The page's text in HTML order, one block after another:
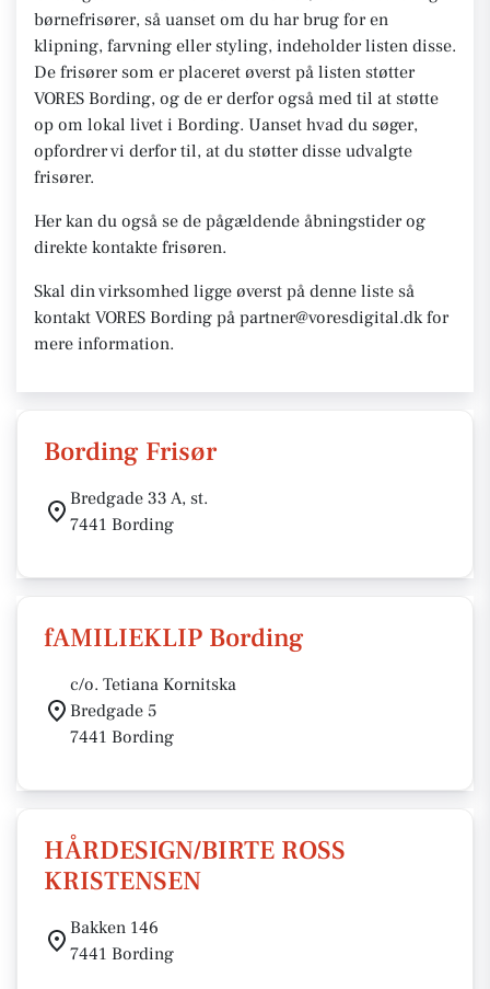
børnefrisører, så uanset om du har brug for en
klipning, farvning eller styling, indeholder listen disse.
De frisører som er placeret øverst på listen støtter
VORES Bording, og de er derfor også med til at støtte
op om lokal livet i Bording. Uanset hvad du søger,
opfordrer vi derfor til, at du støtter disse udvalgte
frisører.
Her kan du også se de pågældende åbningstider og
direkte kontakte frisøren.
Skal din virksomhed ligge øverst på denne liste så
kontakt VORES Bording på partner@voresdigital.dk for
mere information.
Bording Frisør
Bredgade 33 A, st.
7441 Bording
fAMILIEKLIP Bording
c/o. Tetiana Kornitska
Bredgade 5
7441 Bording
HÅRDESIGN/BIRTE ROSS
KRISTENSEN
Bakken 146
7441 Bording